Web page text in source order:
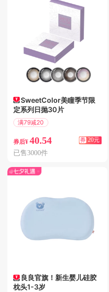
SweetColor美瞳季节限
定系列日抛30片
满79减20
券后¥ 40.54 券 20元
已售3000件
良良官旗！新生婴儿硅胶
枕头1-3岁